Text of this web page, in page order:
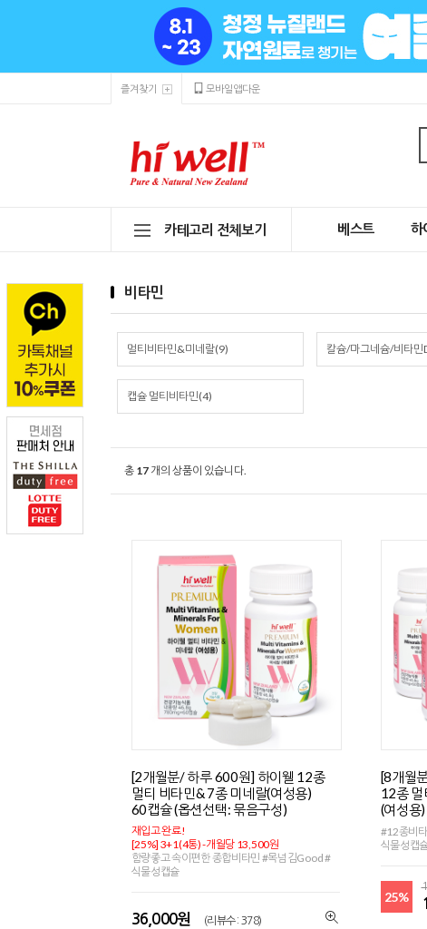
즐겨찾기 모바일앱다운
카테고리 전체보기 베스트 하
비타민
멀티비타민&미네랄(9) 칼슘/마그네슘/비타민
캡슐 멀티비타민(4)
총 17 개의 상품이 있습니다.
[2개월분/ 하루 600원] 하이웰 12종
멀티 비타민& 7종 미네랄(여성용)
60캡슐 (옵션선택: 묶음구성)
재입고 완료!
[25%] 3+1(4통) -개월당 13,500원
함량좋고 속이편한 종합비타민 #목넘김Good #
식물성캡슐
36,000원 (리뷰수 : 378)
[8개월
12종 멀
(여성용
#12종비
식물성캡
25%